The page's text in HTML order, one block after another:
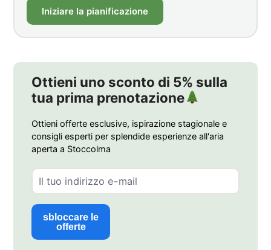
Iniziare la pianificazione
Ottieni uno sconto di 5% sulla
tua prima prenotazione
Ottieni offerte esclusive, ispirazione stagionale e
consigli esperti per splendide esperienze all'aria
aperta a Stoccolma
sbloccare le
offerte